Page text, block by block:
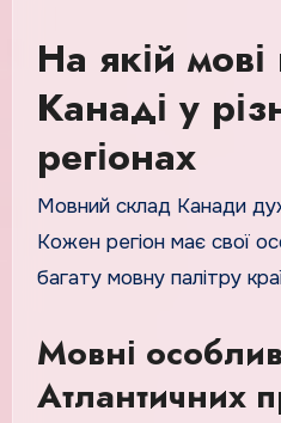
На якій мові
Канаді у
регіонах
Мовний склад Канади
Кожен регіон має свої
багату мовну палітру
Мовні
Атлантичних